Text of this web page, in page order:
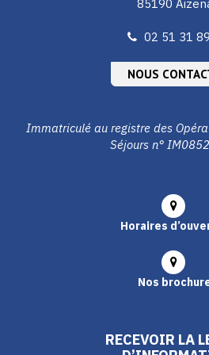
85190
02 51 31
NOUS
Immatriculé au registre des
Séjours n°
Horaires
Nos
RECEVOIR LA